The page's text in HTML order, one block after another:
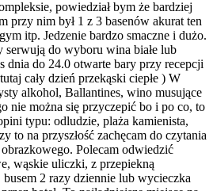
powiedział bym że bardziej
przy nim był 1 z 3 basenów akurat ten
itp. Jedzenie bardzo smaczne i dużo.
do wyboru wina białe lub
dnia do 24.0 otwarte bary przy recepcji
cały dzień przekąski ciepłe ) W
alkohol, Ballantines, wino musujące
nie można się przyczepić bo i po co, to
typu: odludzie, plaża kamienista,
to na przyszłość zachęcam do czytania
Polecam odwiedzić
wąskie uliczki, z przepiekną
busem 2 razy dziennie lub wycieczka